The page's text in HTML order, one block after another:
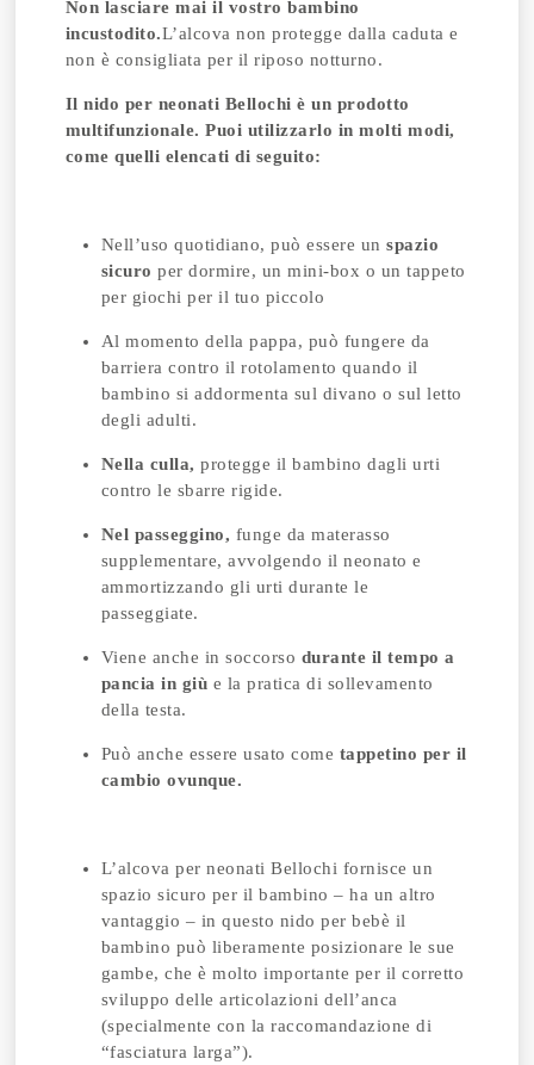
Non lasciare mai il vostro bambino
incustodito.L’alcova non protegge dalla caduta e
non è consigliata per il riposo notturno.
Il nido per neonati Bellochi è un prodotto
multifunzionale.Puoi utilizzarlo in molti modi,
come quelli elencati di seguito:
Nell’uso quotidiano, può essere un spazio
sicuro per dormire, un mini-box o un tappeto
per giochi per il tuo piccolo
Al momento della pappa, può fungere da
barriera contro il rotolamento quando il
bambino si addormenta sul divano o sul letto
degli adulti.
Nella culla, protegge il bambino dagli urti
contro le sbarre rigide.
Nel passeggino, funge da materasso
supplementare, avvolgendo il neonato e
ammortizzando gli urti durante le
passeggiate.
Viene anche in soccorso durante il tempo a
pancia in giù e la pratica di sollevamento
della testa.
Può anche essere usato come tappetino per il
cambio ovunque.
L’alcova per neonati Bellochi fornisce un
spazio sicuro per il bambino – ha un altro
vantaggio – in questo nido per bebè il
bambino può liberamente posizionare le sue
gambe, che è molto importante per il corretto
sviluppo delle articolazioni dell’anca
(specialmente con la raccomandazione di
“fasciatura larga”).